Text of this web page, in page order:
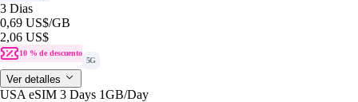
3 Dias
0,69 US$/GB
2,06 US$
10 % de descuento
5G
Ver detalles
USA eSIM 3 Days 1GB/Day